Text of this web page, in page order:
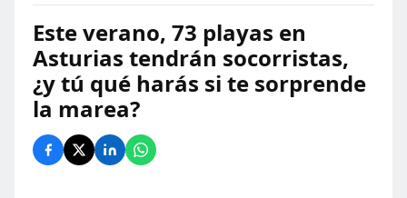
Este verano, 73 playas en
Asturias tendrán socorristas,
¿y tú qué harás si te sorprende
la marea?